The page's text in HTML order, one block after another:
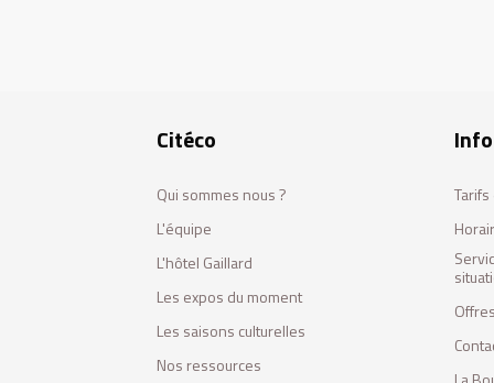
Citéco
Qui sommes nous ?
L'équipe
L'hôtel Gaillard
Les expos du moment
Les saisons culturelles
Nos ressources